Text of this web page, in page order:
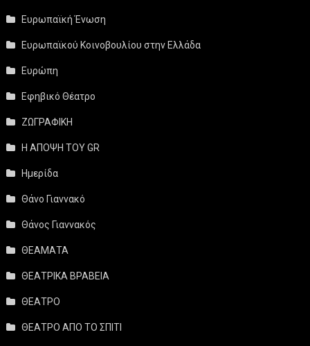
Ευρωπαϊκή Ένωση
Ευρωπαϊκού Κοινοβουλίου στην Ελλάδα
Ευρώπη
Εφηβικό Θέατρο
ΖΩΓΡΑΦΙΚΗ
Η ΑΠΟΨΗ ΤΟΥ GR
Ημερίδα
Θάνο Γιαννακό
Θάνος Γιαννακός
ΘΕΑΜΑΤΑ
ΘΕΑΤΡΙΚΑ ΒΡΑΒΕΙΑ
ΘΕΑΤΡΟ
ΘΕΑΤΡΟ ΑΠΟ ΤΟ ΣΠΙΤΙ